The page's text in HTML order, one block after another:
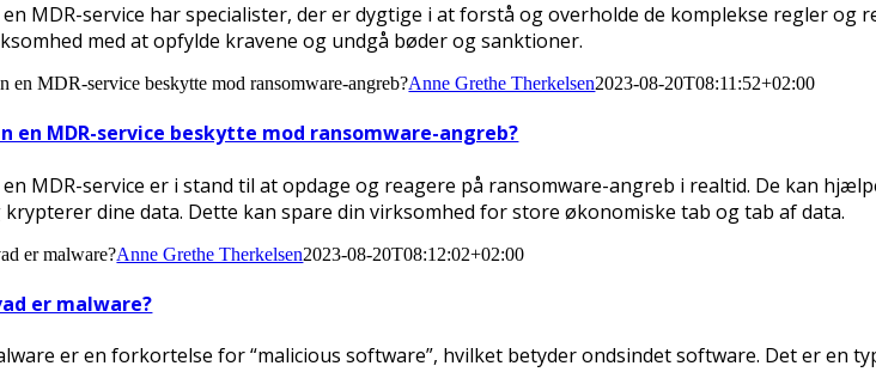
en MDR-service har specialister, der er dygtige i at forstå og overholde de komplekse regler
med at opfylde kravene og undgå bøder og sanktioner.
en MDR-service beskytte mod ransomware-angreb?Anne Grethe Therkelsen2023-08-20T08:11:52+02:00
en MDR-service beskytte mod ransomware-angreb?
en MDR-service er i stand til at opdage og reagere på ransomware-angreb i realtid. De kan
krypterer dine data. Dette kan spare din virksomhed for store økonomiske tab og tab af data.
er malware?Anne Grethe Therkelsen2023-08-20T08:12:02+02:00
er malware?
er en forkortelse for “malicious software”, hvilket betyder ondsindet software. Det er en